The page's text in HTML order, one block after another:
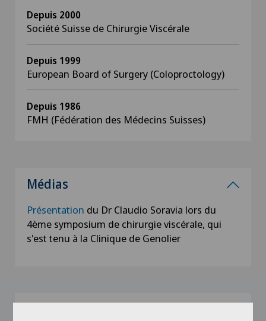
Depuis 2000
Société Suisse de Chirurgie Viscérale
Depuis 1999
European Board of Surgery (Coloproctology)
Depuis 1986
FMH (Fédération des Médecins Suisses)
Médias
Présentation du Dr Claudio Soravia lors du
4ème symposium de chirurgie viscérale, qui
s'est tenu à la Clinique de Genolier